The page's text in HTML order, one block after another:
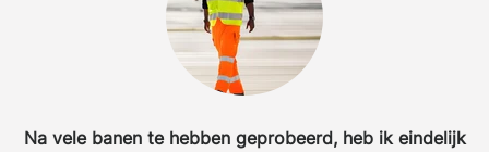
Na vele banen te hebben geprobeerd, heb ik eindelijk